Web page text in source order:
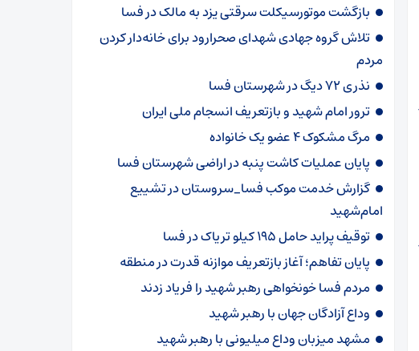
بازگشت موتورسیکلت سرقتی یزد به مالک در فسا
تلاش گروه جهادی شهدای صحرارود برای خانه‌دار کردن
مردم
نذری ۷۲ دیگ در شهرستان فسا
ترور امام شهید و بازتعریف انسجام ملی ایران
مرگ مشکوک ۴ عضو یک خانواده
پایان عملیات کاشت پنبه در اراضی شهرستان فسا
گزارش خدمت موکب فسا_سروستان در تشییع
امام‌شهید
توقیف پراید حامل ۱۹۵ کیلو تریاک در فسا
پایان تفاهم؛ آغاز بازتعریف موازنه قدرت در منطقه
مردم فسا خونخواهی رهبر شهید را فریاد زدند
وداع آزادگان جهان با رهبر شهید
مشهد میزبان وداع میلیونی با رهبر شهید